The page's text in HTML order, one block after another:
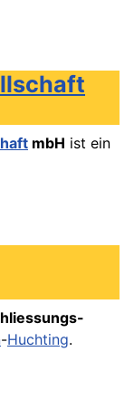
mbH ist ein
-Huchting.